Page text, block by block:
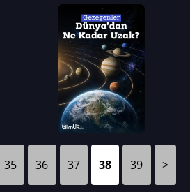
35 36 37 38 39 >